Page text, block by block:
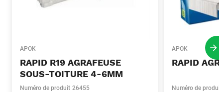
APOK
RAPID R19 AGRAFEUSE
SOUS-TOITURE 4-6MM
Numéro de produit 26455
APOK
RAPID
Numéro de produit